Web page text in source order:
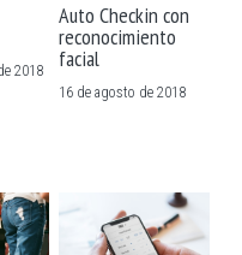
2018
Auto Checkin con
reconocimiento
facial
16 de agosto de 2018